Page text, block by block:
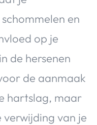
en
op je
de hersenen
de aanmaak
hartslag, maar
van je